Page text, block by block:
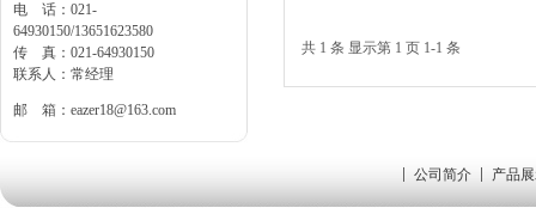
电 话：021-
64930150/13651623580
传 真：021-64930150
联系人：常经理
邮 箱： eazer18@163.com
共 1 条 显示第 1 页 1-1 条
公司简介 产品